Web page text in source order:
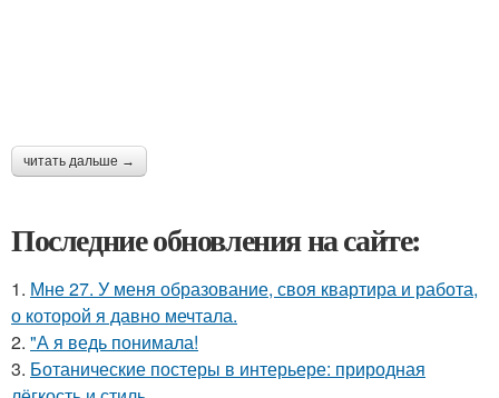
читать дальше →
Последние обновления на сайте:
1. Мне 27. У меня образование, своя квартира и работа,
о которой я давно мечтала.
2. "А я ведь понимала!
3. Ботанические постеры в интерьере: природная